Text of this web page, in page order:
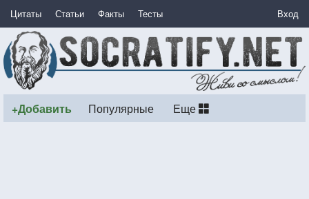
Цитаты Статьи Факты Тесты Вход
+Добавить Популярные Еще